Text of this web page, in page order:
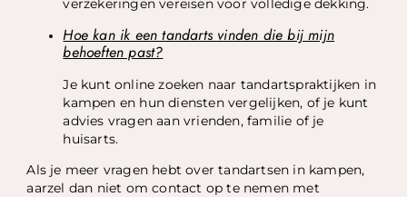
verzekeringen vereisen voor volledige dekking.
Hoe kan ik een tandarts vinden die bij mijn
behoeften past?
Je kunt online zoeken naar tandartspraktijken in
kampen en hun diensten vergelijken, of je kunt
advies vragen aan vrienden, familie of je
huisarts.
Als je meer vragen hebt over tandartsen in kampen,
aarzel dan niet om contact op te nemen met